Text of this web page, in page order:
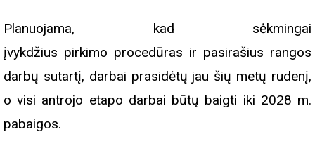
Planuojama, kad sėkmingai
įvykdžius pirkimo procedūras ir pasirašius rangos
darbų sutartį, darbai prasidėtų jau šių metų rudenį,
o visi antrojo etapo darbai būtų baigti iki 2028 m.
pabaigos.